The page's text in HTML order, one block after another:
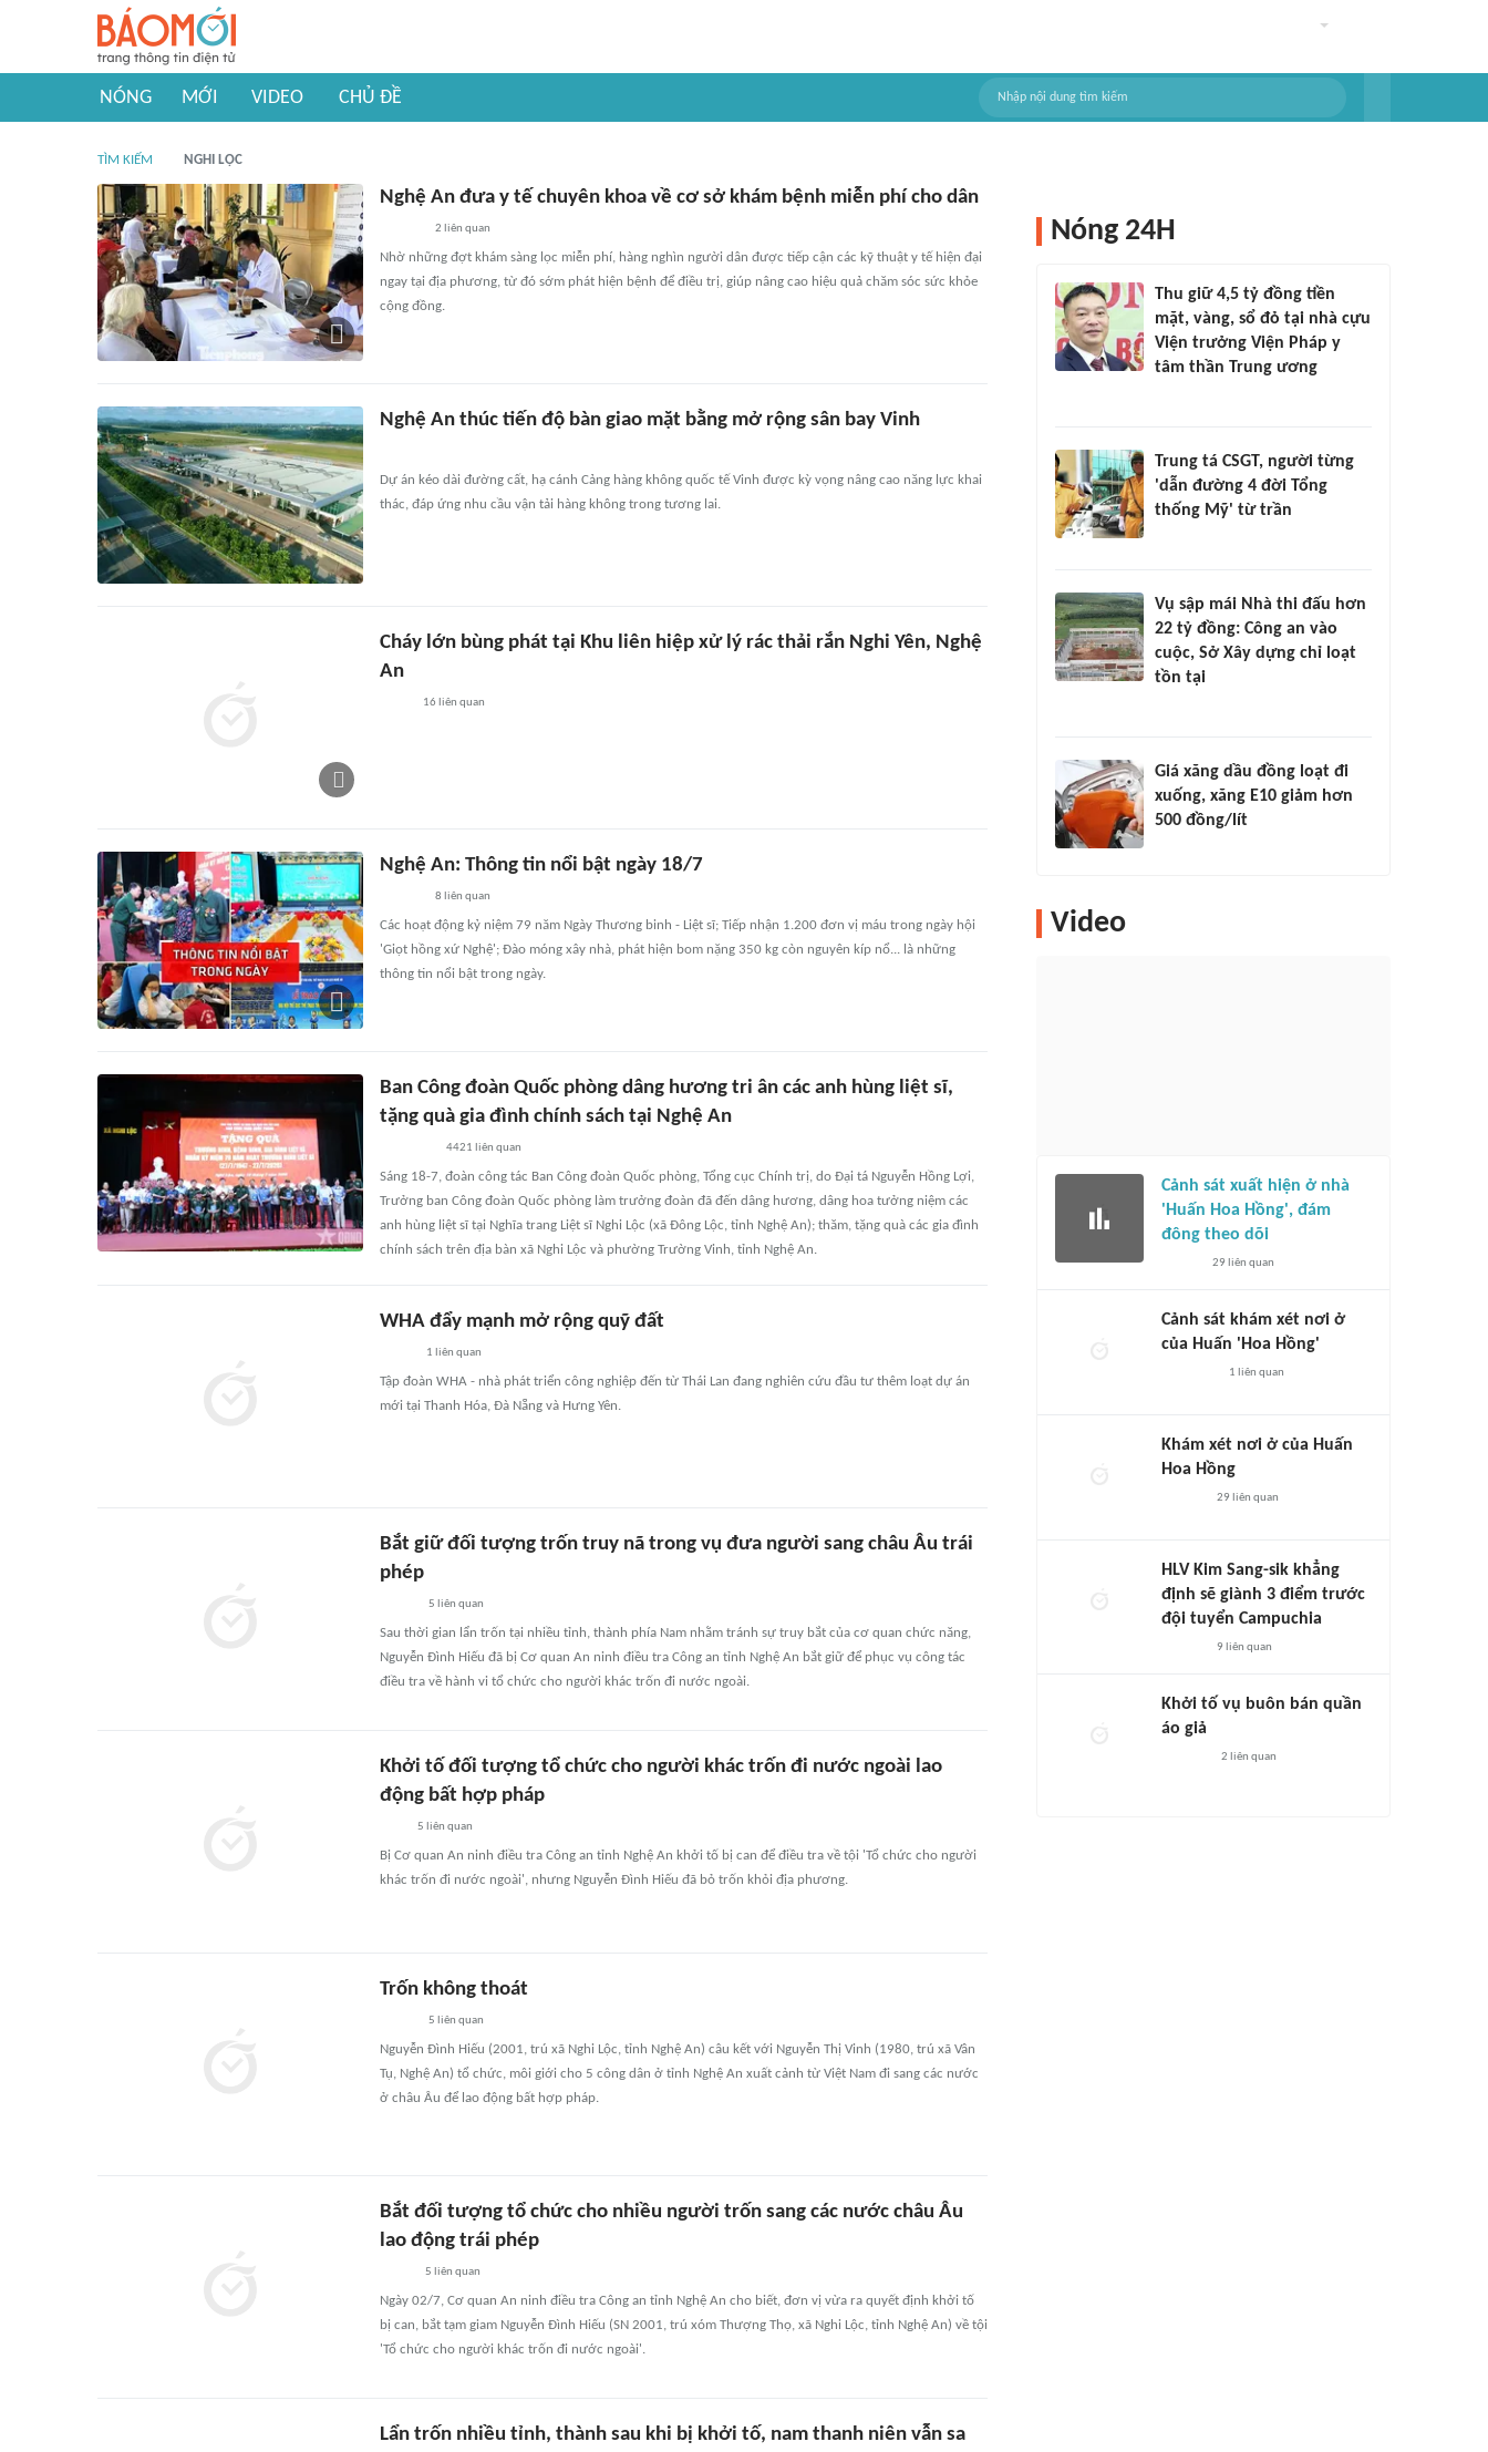
NÓNG MỚI VIDEO CHỦ ĐỀ
TÌM KIẾM NGHI LỘC
Nghệ An đưa y tế chuyên khoa về cơ sở khám bệnh miễn phí cho dân
2 liên quan
Nhờ những đợt khám sàng lọc miễn phí, hàng nghìn người dân được tiếp cận các kỹ thuật y tế hiện đại
ngay tại địa phương, từ đó sớm phát hiện bệnh để điều trị, giúp nâng cao hiệu quả chăm sóc sức khỏe
cộng đồng.
Nghệ An thúc tiến độ bàn giao mặt bằng mở rộng sân bay Vinh
Dự án kéo dài đường cất, hạ cánh Cảng hàng không quốc tế Vinh được kỳ vọng nâng cao năng lực khai
thác, đáp ứng nhu cầu vận tải hàng không trong tương lai.
Cháy lớn bùng phát tại Khu liên hiệp xử lý rác thải rắn Nghi Yên, Nghệ
An
16 liên quan
Nghệ An: Thông tin nổi bật ngày 18/7
8 liên quan
Các hoạt động kỷ niệm 79 năm Ngày Thương binh - Liệt sĩ; Tiếp nhận 1.200 đơn vị máu trong ngày hội
'Giọt hồng xứ Nghệ'; Đào móng xây nhà, phát hiện bom nặng 350 kg còn nguyên kíp nổ... là những
thông tin nổi bật trong ngày.
Ban Công đoàn Quốc phòng dâng hương tri ân các anh hùng liệt sĩ,
tặng quà gia đình chính sách tại Nghệ An
4421 liên quan
Sáng 18-7, đoàn công tác Ban Công đoàn Quốc phòng, Tổng cục Chính trị, do Đại tá Nguyễn Hồng Lợi,
Trưởng ban Công đoàn Quốc phòng làm trưởng đoàn đã đến dâng hương, dâng hoa tưởng niệm các
anh hùng liệt sĩ tại Nghĩa trang Liệt sĩ Nghi Lộc (xã Đông Lộc, tỉnh Nghệ An); thăm, tặng quà các gia đình
chính sách trên địa bàn xã Nghi Lộc và phường Trường Vinh, tỉnh Nghệ An.
WHA đẩy mạnh mở rộng quỹ đất
1 liên quan
Tập đoàn WHA - nhà phát triển công nghiệp đến từ Thái Lan đang nghiên cứu đầu tư thêm loạt dự án
mới tại Thanh Hóa, Đà Nẵng và Hưng Yên.
Bắt giữ đối tượng trốn truy nã trong vụ đưa người sang châu Âu trái
phép
5 liên quan
Sau thời gian lẩn trốn tại nhiều tỉnh, thành phía Nam nhằm tránh sự truy bắt của cơ quan chức năng,
Nguyễn Đình Hiếu đã bị Cơ quan An ninh điều tra Công an tỉnh Nghệ An bắt giữ để phục vụ công tác
điều tra về hành vi tổ chức cho người khác trốn đi nước ngoài.
Khởi tố đối tượng tổ chức cho người khác trốn đi nước ngoài lao
động bất hợp pháp
5 liên quan
Bị Cơ quan An ninh điều tra Công an tỉnh Nghệ An khởi tố bị can để điều tra về tội 'Tổ chức cho người
khác trốn đi nước ngoài', nhưng Nguyễn Đình Hiếu đã bỏ trốn khỏi địa phương.
Trốn không thoát
5 liên quan
Nguyễn Đình Hiếu (2001, trú xã Nghi Lộc, tỉnh Nghệ An) câu kết với Nguyễn Thị Vinh (1980, trú xã Vân
Tụ, Nghệ An) tổ chức, môi giới cho 5 công dân ở tỉnh Nghệ An xuất cảnh từ Việt Nam đi sang các nước
ở châu Âu để lao động bất hợp pháp.
Bắt đối tượng tổ chức cho nhiều người trốn sang các nước châu Âu
lao động trái phép
5 liên quan
Ngày 02/7, Cơ quan An ninh điều tra Công an tỉnh Nghệ An cho biết, đơn vị vừa ra quyết định khởi tố
bị can, bắt tạm giam Nguyễn Đình Hiếu (SN 2001, trú xóm Thượng Thọ, xã Nghi Lộc, tỉnh Nghệ An) về tội
'Tổ chức cho người khác trốn đi nước ngoài'.
Lẩn trốn nhiều tỉnh, thành sau khi bị khởi tố, nam thanh niên vẫn sa
Nóng 24H
Thu giữ 4,5 tỷ đồng tiền
mặt, vàng, sổ đỏ tại nhà cựu
Viện trưởng Viện Pháp y
tâm thần Trung ương
Trung tá CSGT, người từng
'dẫn đường 4 đời Tổng
thống Mỹ' từ trần
Vụ sập mái Nhà thi đấu hơn
22 tỷ đồng: Công an vào
cuộc, Sở Xây dựng chỉ loạt
tồn tại
Giá xăng dầu đồng loạt đi
xuống, xăng E10 giảm hơn
500 đồng/lít
Video
Cảnh sát xuất hiện ở nhà
'Huấn Hoa Hồng', đám
đông theo dõi
29 liên quan
Cảnh sát khám xét nơi ở
của Huấn 'Hoa Hồng'
1 liên quan
Khám xét nơi ở của Huấn
Hoa Hồng
29 liên quan
HLV Kim Sang-sik khẳng
định sẽ giành 3 điểm trước
đội tuyển Campuchia
9 liên quan
Khởi tố vụ buôn bán quần
áo giả
2 liên quan